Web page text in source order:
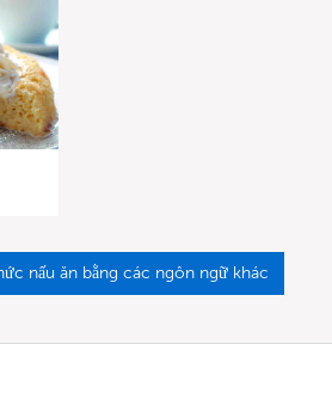
nấu ăn bằng các ngôn ngữ khác